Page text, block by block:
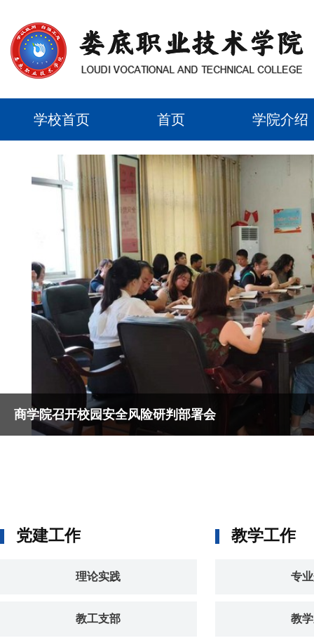
学校首页 首页 学院介绍
商学院召开校园安全风险研判部署会
党建工作
理论实践
教工支部
教学工作
专
教